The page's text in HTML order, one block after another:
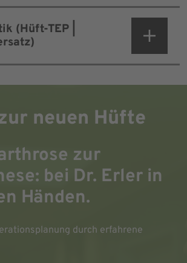
(Hüft-TEP |
neuen Hüfte
zur
bei Dr. Erler in
Händen.
durch erfahrene